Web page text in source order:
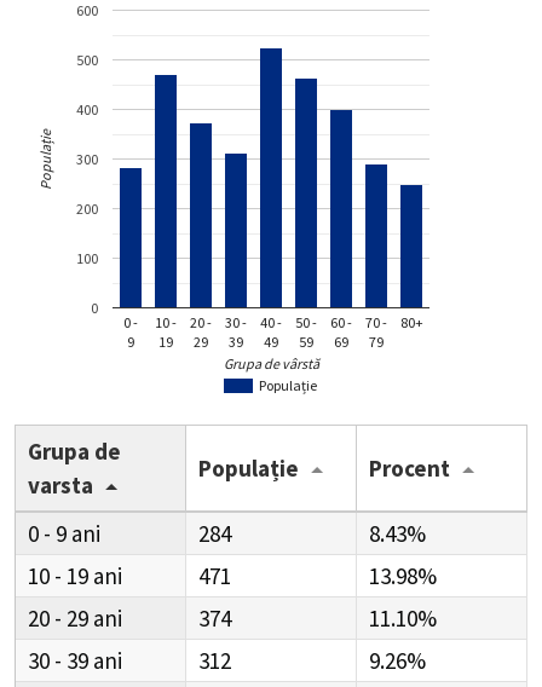
Populație
0 -
9
10 -
19
20 -
29
30 -
39
40 -
49
50 -
59
60 -
69
70 -
79
80+
0
100
200
300
400
500
600
Grupa de vârstă
Populație
Grupa de
varsta
Populație Procent
0 - 9 284
8.43%
10 - 19
471
13.98%
20 - 29
374
11.10%
30 - 39
312
9.26%